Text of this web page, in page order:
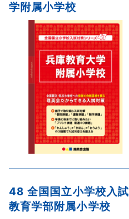
学附属小学校
48 全国国立小学校入
教育学部附属小学校